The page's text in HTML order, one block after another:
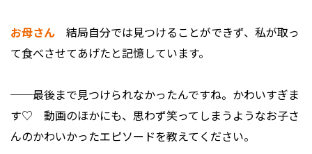
お母さん 結局自分では見つけることができず、私が取っ
て食べさせてあげたと記憶しています。
──最後まで見つけられなかったんですね。かわいすぎま
す♡ 動画のほかにも、思わず笑ってしまうようなお子さ
んのかわいかったエピソードを教えてください。